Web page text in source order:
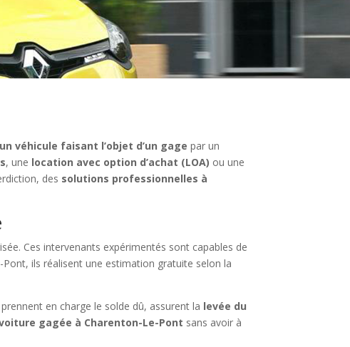
véhicule faisant l’objet d’un gage par un
, une location avec option d’achat (LOA) ou une
des solutions professionnelles à
Ces intervenants expérimentés sont capables de
Pont, ils réalisent une estimation gratuite selon la
en charge le solde dû, assurent la levée du
gagée à Charenton-Le-Pont sans avoir à